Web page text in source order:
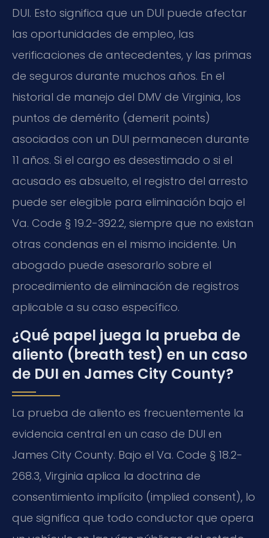
DUI. Esto significa que un DUI puede afectar
las oportunidades de empleo, las
verificaciones de antecedentes, y las primas
de seguros durante muchos años. En el
historial de manejo del DMV de Virginia, los
puntos de demérito (demerit points)
asociados con un DUI permanecen durante
11 años. Si el cargo es desestimado o si el
acusado es absuelto, el registro del arresto
puede ser elegible para eliminación bajo el
Va. Code § 19.2-392.2, siempre que no existan
otras condenas en el mismo incidente. Un
abogado puede asesorarlo sobre el
procedimiento de eliminación de registros
aplicable a su caso específico.
¿Qué papel juega la prueba de
aliento (breath test) en un caso
de DUI en James City County?
La prueba de aliento es frecuentemente la
evidencia central en un caso de DUI en
James City County. Bajo el Va. Code § 18.2-
268.3, Virginia aplica la doctrina de
consentimiento implícito (implied consent), lo
que significa que todo conductor que opera